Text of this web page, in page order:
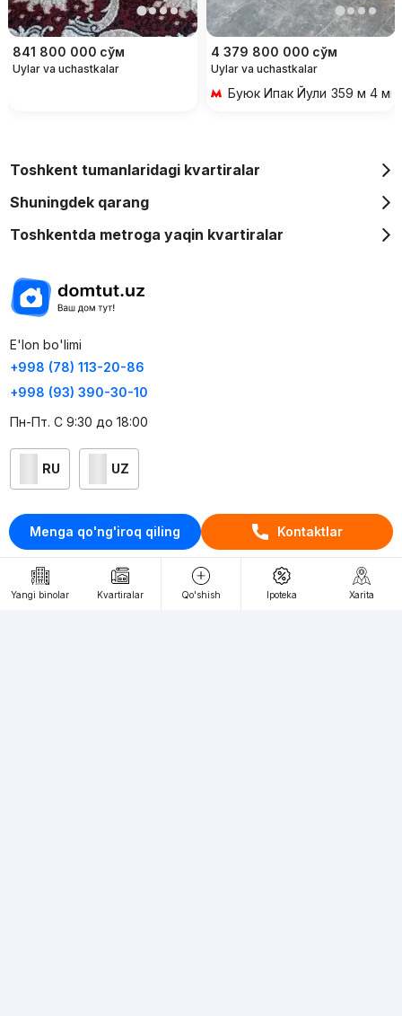
Menga qo'ng'iroq qiling Kontaktlar
841 800 000 сўм
Uylar va uchastkalar
4 379 800 000 сўм
Uylar va uchastkalar
Буюк Ипак Йули 359 м 4
Yangi binolar Kvartiralar Qo'shish Ipoteka Xarita
Toshkent tumanlaridagi kvartiralar
Shuningdek qarang
Toshkentda metroga yaqin kvartiralar
E'lon bo'limi
+998 (78) 113-20-86
+998 (93) 390-30-10
Пн-Пт. С 9:30 до 18:00
RU UZ
Kontaktlar
loyiha haqida
Webnow © loyihasi